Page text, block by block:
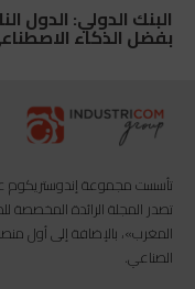
البنك الدولي: الدول
بفضل الذكاء
تصدر المجلة الرائدة المخصصة
المغرب»، بالإضافة إلى أول
الصناعي.